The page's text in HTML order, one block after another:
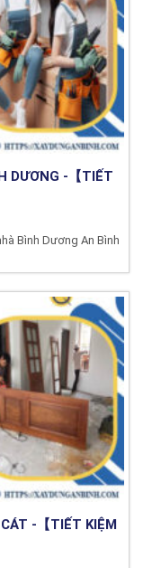
DƯƠNG -【TIẾT
Bình Dương An Bình
-【TIẾT KIỆM